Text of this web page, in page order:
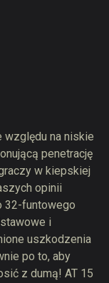
względu na niskie
penetrację
w kiepskiej
opinii
32-funtowego
i
uszkodzenia
po to, aby
z dumą! AT 15